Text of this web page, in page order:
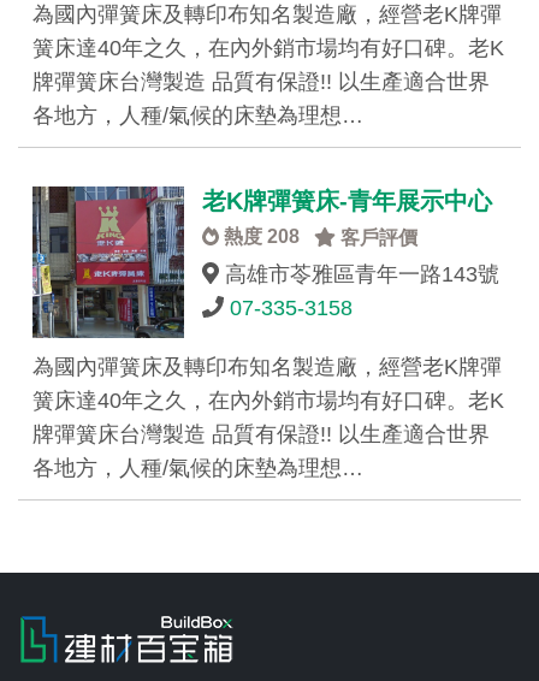
為國內彈簧床及轉印布知名製造廠，經營老K牌彈
簧床達40年之久，在內外銷市場均有好口碑。老K
牌彈簧床台灣製造 品質有保證!! 以生產適合世界
各地方，人種/氣候的床墊為理想…
老K牌彈簧床-青年展示中心
熱度 208 客戶評價
高雄市苓雅區青年一路143號
07-335-3158
為國內彈簧床及轉印布知名製造廠，經營老K牌彈
簧床達40年之久，在內外銷市場均有好口碑。老K
牌彈簧床台灣製造 品質有保證!! 以生產適合世界
各地方，人種/氣候的床墊為理想…